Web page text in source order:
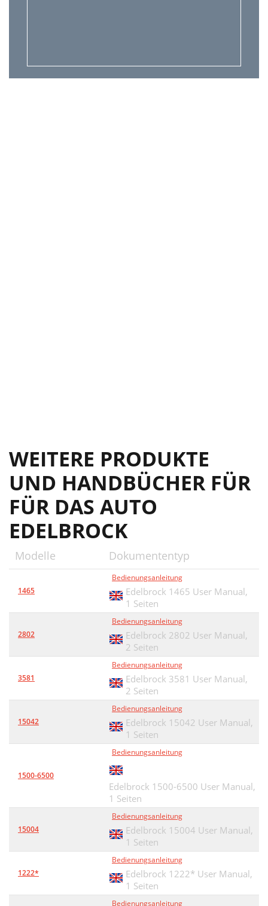
WEITERE PRODUKTE
UND HANDBÜCHER FÜR
FÜR DAS AUTO
EDELBROCK
Modelle Dokumententyp
1465
Bedienungsanleitung
Edelbrock 1465 User Manual,
1 Seiten
2802
Bedienungsanleitung
Edelbrock 2802 User Manual,
2 Seiten
3581
Bedienungsanleitung
Edelbrock 3581 User Manual,
2 Seiten
15042
Bedienungsanleitung
Edelbrock 15042 User Manual,
1 Seiten
1500-6500
Bedienungsanleitung
Edelbrock 1500-6500 User Manual,
1 Seiten
15004
Bedienungsanleitung
Edelbrock 15004 User Manual,
1 Seiten
1222*
Bedienungsanleitung
Edelbrock 1222* User Manual,
1 Seiten
Bedienungsanleitung